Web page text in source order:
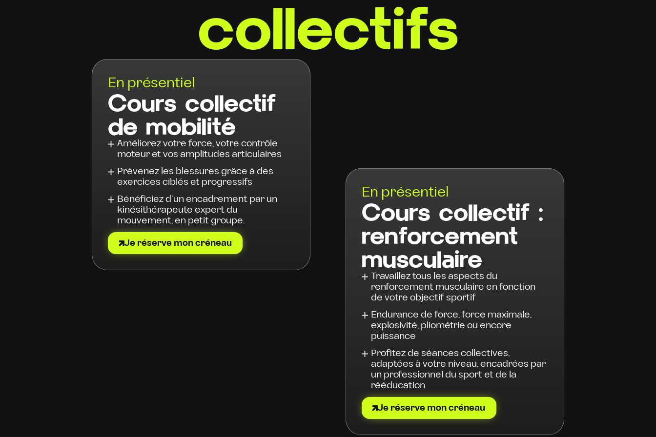
collectifs
En présentiel
Cours collectif
de mobilité
Améliorez votre force, votre contrôle
moteur et vos amplitudes articulaires
Prévenez les blessures grâce à des
exercices ciblés et progressifs
Bénéficiez d’un encadrement par un
kinésithérapeute expert du
mouvement, en petit groupe.
Je réserve mon créneau
En présentiel
Cours collectif :
renforcement
musculaire
Travaillez tous les aspects du
renforcement musculaire en fonction
de votre objectif sportif
Endurance de force, force maximale,
explosivité, pliométrie ou encore
puissance
Profitez de séances collectives,
adaptées à votre niveau, encadrées par
un professionnel du sport et de la
rééducation
Je réserve mon créneau